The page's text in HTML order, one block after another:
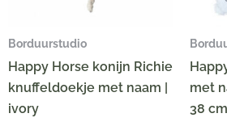
Borduurstudio
Happy Horse konijn Richie
knuffeldoekje met naam |
ivory
met
38